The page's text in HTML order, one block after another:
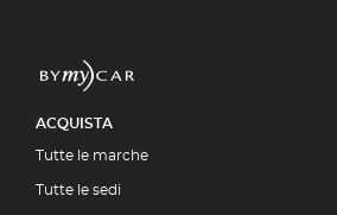
ACQUISTA
Tutte le marche
Tutte le sedi